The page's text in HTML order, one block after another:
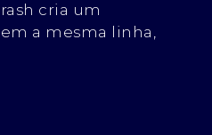
cria um
a mesma linha,